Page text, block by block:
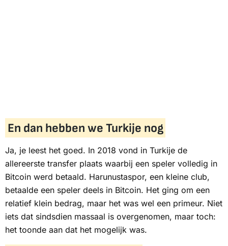
En dan hebben we Turkije nog
Ja, je leest het goed. In 2018 vond in Turkije de
allereerste transfer plaats waarbij een speler volledig in
Bitcoin werd betaald. Harunustaspor, een kleine club,
betaalde een speler deels in Bitcoin. Het ging om een
relatief klein bedrag, maar het was wel een primeur. Niet
iets dat sindsdien massaal is overgenomen, maar toch:
het toonde aan dat het mogelijk was.